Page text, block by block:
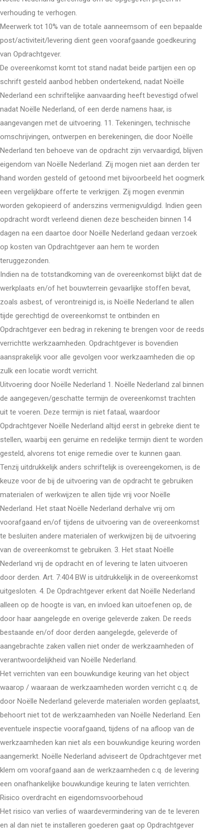
verhouding te verhogen.
Meerwerk tot 10% van de totale aanneemsom of een bepaalde
post/activiteit/levering dient geen voorafgaande goedkeuring
van Opdrachtgever.
De overeenkomst komt tot stand nadat beide partijen een op
schrift gesteld aanbod hebben ondertekend, nadat Noëlle
Nederland een schriftelijke aanvaarding heeft bevestigd ofwel
nadat Noëlle Nederland, of een derde namens haar, is
aangevangen met de uitvoering. 11. Tekeningen, technische
omschrijvingen, ontwerpen en berekeningen, die door Noëlle
Nederland ten behoeve van de opdracht zijn vervaardigd, blijven
eigendom van Noëlle Nederland. Zij mogen niet aan derden ter
hand worden gesteld of getoond met bijvoorbeeld het oogmerk
een vergelijkbare offerte te verkrijgen. Zij mogen evenmin
worden gekopieerd of anderszins vermenigvuldigd. Indien geen
opdracht wordt verleend dienen deze bescheiden binnen 14
dagen na een daartoe door Noëlle Nederland gedaan verzoek
op kosten van Opdrachtgever aan hem te worden
teruggezonden.
Indien na de totstandkoming van de overeenkomst blijkt dat de
werkplaats en/of het bouwterrein gevaarlijke stoffen bevat,
zoals asbest, of verontreinigd is, is Noëlle Nederland te allen
tijde gerechtigd de overeenkomst te ontbinden en
Opdrachtgever een bedrag in rekening te brengen voor de reeds
verrichtte werkzaamheden. Opdrachtgever is bovendien
aansprakelijk voor alle gevolgen voor werkzaamheden die op
zulk een locatie wordt verricht.
Uitvoering door Noëlle Nederland 1. Noëlle Nederland zal binnen
de aangegeven/geschatte termijn de overeenkomst trachten
uit te voeren. Deze termijn is niet fataal, waardoor
Opdrachtgever Noëlle Nederland altijd eerst in gebreke dient te
stellen, waarbij een geruime en redelijke termijn dient te worden
gesteld, alvorens tot enige remedie over te kunnen gaan.
Tenzij uitdrukkelijk anders schriftelijk is overeengekomen, is de
keuze voor de bij de uitvoering van de opdracht te gebruiken
materialen of werkwijzen te allen tijde vrij voor Noëlle
Nederland. Het staat Noëlle Nederland derhalve vrij om
voorafgaand en/of tijdens de uitvoering van de overeenkomst
te besluiten andere materialen of werkwijzen bij de uitvoering
van de overeenkomst te gebruiken. 3. Het staat Noëlle
Nederland vrij de opdracht en of levering te laten uitvoeren
door derden. Art. 7:404 BW is uitdrukkelijk in de overeenkomst
uitgesloten. 4. De Opdrachtgever erkent dat Noëlle Nederland
alleen op de hoogte is van, en invloed kan uitoefenen op, de
door haar aangelegde en overige geleverde zaken. De reeds
bestaande en/of door derden aangelegde, geleverde of
aangebrachte zaken vallen niet onder de werkzaamheden of
verantwoordelijkheid van Noëlle Nederland.
Het verrichten van een bouwkundige keuring van het object
waarop / waaraan de werkzaamheden worden verricht c.q. de
door Noëlle Nederland geleverde materialen worden geplaatst,
behoort niet tot de werkzaamheden van Noëlle Nederland. Een
eventuele inspectie voorafgaand, tijdens of na afloop van de
werkzaamheden kan niet als een bouwkundige keuring worden
aangemerkt. Noëlle Nederland adviseert de Opdrachtgever met
klem om voorafgaand aan de werkzaamheden c.q. de levering
een onafhankelijke bouwkundige keuring te laten verrichten.
Risico overdracht en eigendomsvoorbehoud
Het risico van verlies of waardevermindering van de te leveren
en al dan niet te installeren goederen gaat op Opdrachtgever